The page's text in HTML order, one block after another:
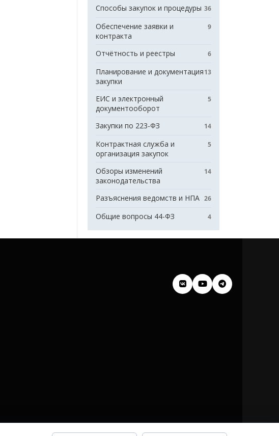
Способы закупок и процедуры 36
Обеспечение заявки и
контракта
9
Отчётность и реестры 6
Планирование и документация
закупки
13
ЕИС и электронный
документооборот
5
Закупки по 223-ФЗ 14
Контрактная служба и
организация закупок
5
Обзоры изменений
законодательства
14
Разъяснения ведомств и НПА 26
Общие вопросы 44-ФЗ 4